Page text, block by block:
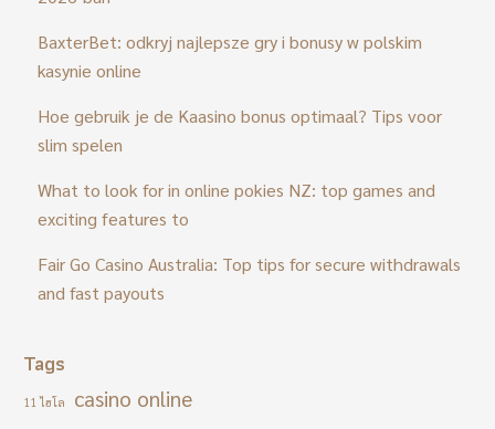
BaxterBet: odkryj najlepsze gry i bonusy w polskim
kasynie online
Hoe gebruik je de Kaasino bonus optimaal? Tips voor
slim spelen
What to look for in online pokies NZ: top games and
exciting features to
Fair Go Casino Australia: Top tips for secure withdrawals
and fast payouts
Tags
11 ไฮโล casino online